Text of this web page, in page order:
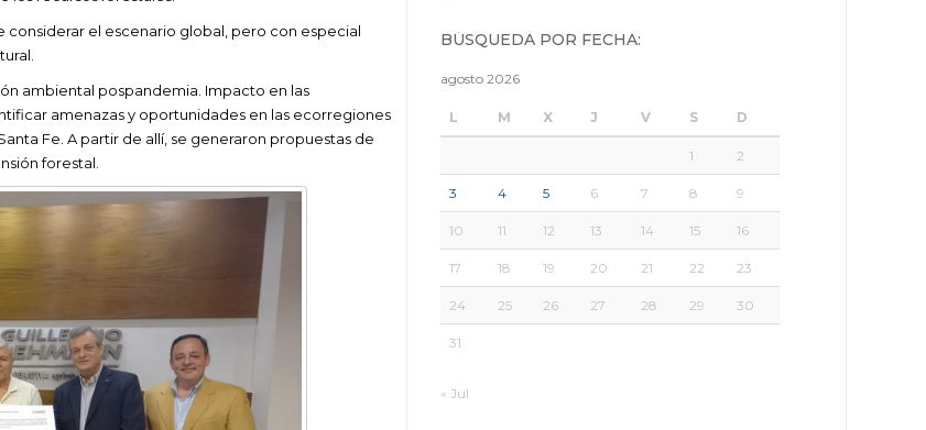
el escenario global, pero con especial
ambiental pospandemia. Impacto en las
amenazas y oportunidades en las ecorregiones
Fe. A partir de allí, se generaron propuestas de
forestal.
BÚSQUEDA POR FECHA:
agosto 2026
L M X J V S D
1 2
3 4 5 6 7 8 9
10 11 12 13 14 15 16
17 18 19 20 21 22 23
24 25 26 27 28 29 30
31
« Jul